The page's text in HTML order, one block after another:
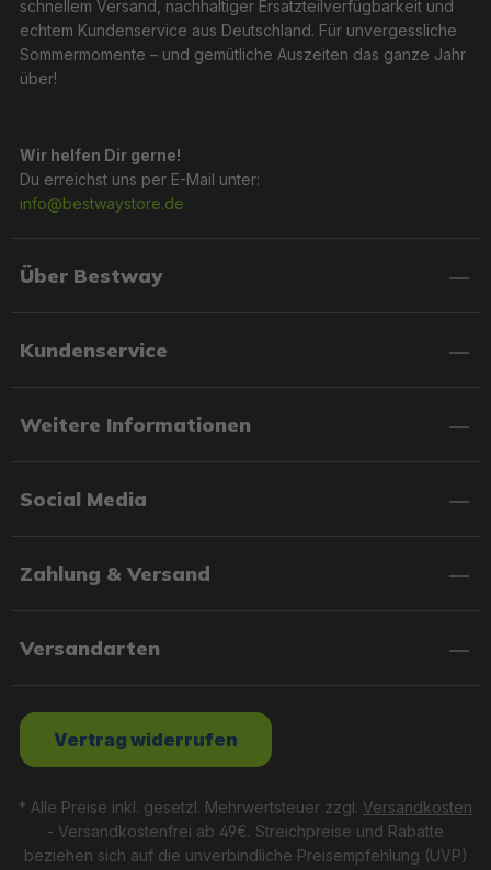
schnellem Versand, nachhaltiger Ersatzteilverfügbarkeit und
echtem Kundenservice aus Deutschland. Für unvergessliche
Sommermomente – und gemütliche Auszeiten das ganze Jahr
über!
Wir helfen Dir gerne!
Du erreichst uns per E-Mail unter:
info@bestwaystore.de
Über Bestway
Kundenservice
Weitere Informationen
Social Media
Zahlung & Versand
Versandarten
Vertrag widerrufen
* Alle Preise inkl. gesetzl. Mehrwertsteuer zzgl. Versandkosten
- Versandkostenfrei ab 49€. Streichpreise und Rabatte
beziehen sich auf die unverbindliche Preisempfehlung (UVP)